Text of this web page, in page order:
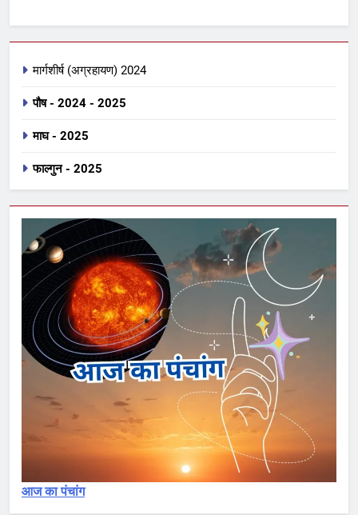
मार्गशीर्ष (अग्रहायण) 2024
पौष - 2024 - 2025
माघ - 2025
फाल्गुन - 2025
आज का पंचांग
27
शुद्धि विधान : दाह, मार्जन, प्रक्षालन,
प्रोक्षण …. Shuddhi Vidhan
कर्मकांड सीखना